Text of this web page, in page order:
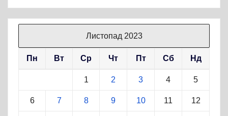
Листопад 2023
Пн Вт Ср Чт Пт Сб Нд
1 2 3 4 5
6 7 8 9 10 11 12